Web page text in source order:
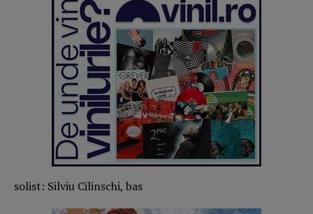
solist: Silviu Cilinschi, bas